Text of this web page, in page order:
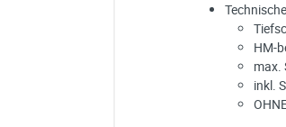
HM-
max.
inkl.